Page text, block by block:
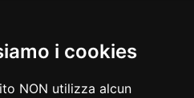
i cookies
NON utilizza alcun